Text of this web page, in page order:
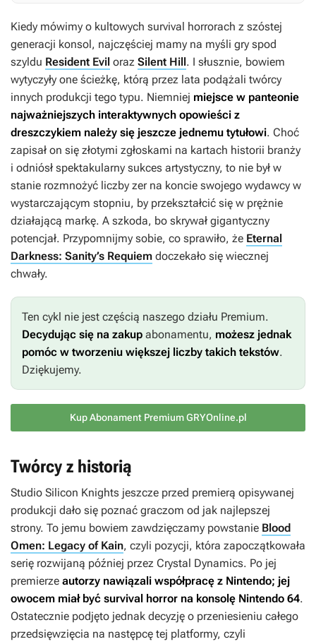
Kiedy mówimy o kultowych survival horrorach z szóstej
generacji konsol, najczęściej mamy na myśli gry spod
szyldu Resident Evil oraz Silent Hill. I słusznie, bowiem
wytyczyły one ścieżkę, którą przez lata podążali twórcy
innych produkcji tego typu. Niemniej miejsce w panteonie
najważniejszych interaktywnych opowieści z
dreszczykiem należy się jeszcze jednemu tytułowi. Choć
zapisał on się złotymi zgłoskami na kartach historii branży
i odniósł spektakularny sukces artystyczny, to nie był w
stanie rozmnożyć liczby zer na koncie swojego wydawcy w
wystarczającym stopniu, by przekształcić się w prężnie
działającą markę. A szkoda, bo skrywał gigantyczny
potencjał. Przypomnijmy sobie, co sprawiło, że Eternal
Darkness: Sanity’s Requiem doczekało się wiecznej
chwały.
Ten cykl nie jest częścią naszego działu Premium.
Decydując się na zakup abonamentu, możesz jednak
pomóc w tworzeniu większej liczby takich tekstów.
Dziękujemy.
Kup Abonament Premium GRYOnline.pl
Twórcy z historią
Studio Silicon Knights jeszcze przed premierą opisywanej
produkcji dało się poznać graczom od jak najlepszej
strony. To jemu bowiem zawdzięczamy powstanie Blood
Omen: Legacy of Kain, czyli pozycji, która zapoczątkowała
serię rozwijaną później przez Crystal Dynamics. Po jej
premierze autorzy nawiązali współpracę z Nintendo; jej
owocem miał być survival horror na konsolę Nintendo 64.
Ostatecznie podjęto jednak decyzję o przeniesieniu całego
przedsięwzięcia na następcę tej platformy, czyli